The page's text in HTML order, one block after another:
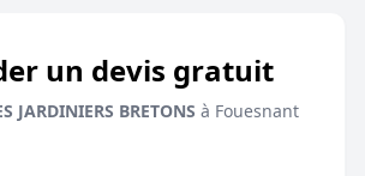
un devis gratuit
JARDINIERS BRETONS à Fouesnant